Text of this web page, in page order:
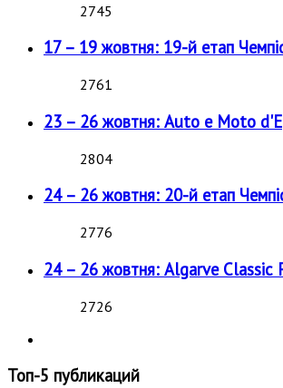
2745
17 – 19 жовтня: 19-й етап
2761
23 – 26 жовтня: Auto e Moto
2804
24 – 26 жовтня: 20-й етап
2776
24 – 26 жовтня: Algarve Classic
2726
Топ-5 публикаций